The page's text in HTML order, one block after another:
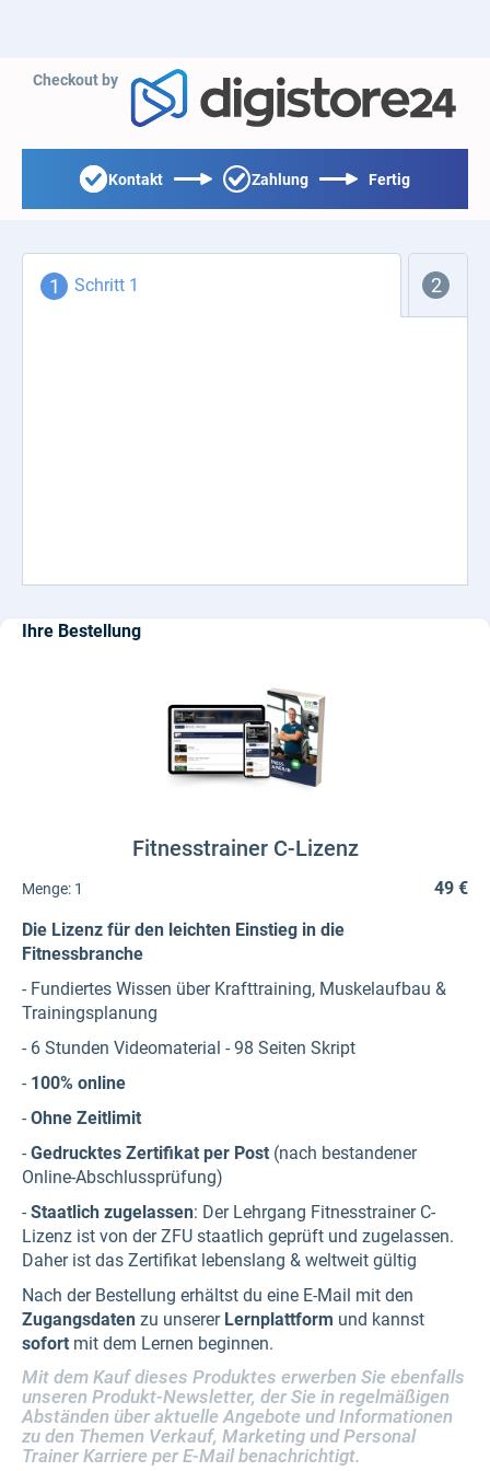
Checkout by
Kontakt Zahlung Fertig
Schritt 1
Ihre Bestellung
Fitnesstrainer C-Lizenz
Menge: 1
49 €
Die Lizenz für den leichten Einstieg in die
Fitnessbranche
- Fundiertes Wissen über Krafttraining, Muskelaufbau &
Trainingsplanung
- 6 Stunden Videomaterial - 98 Seiten Skript
- 100% online
- Ohne Zeitlimit
- Gedrucktes Zertifikat per Post (nach bestandener
Online-Abschlussprüfung)
- Staatlich zugelassen: Der Lehrgang Fitnesstrainer C-
Lizenz ist von der ZFU staatlich geprüft und zugelassen.
Daher ist das Zertifikat lebenslang & weltweit gültig
Nach der Bestellung erhältst du eine E-Mail mit den
Zugangsdaten zu unserer Lernplattform und kannst
sofort mit dem Lernen beginnen.
Mit dem Kauf dieses Produktes erwerben Sie ebenfalls
unseren Produkt-Newsletter, der Sie in regelmäßigen
Abständen über aktuelle Angebote und Informationen
zu den Themen Verkauf, Marketing und Personal
Trainer Karriere per E-Mail benachrichtigt.